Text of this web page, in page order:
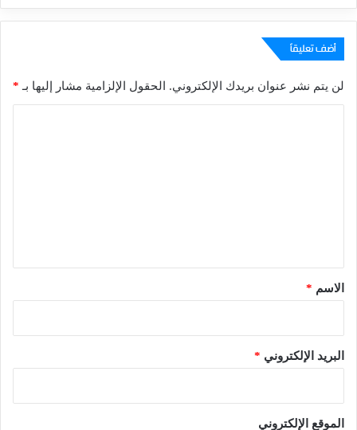
أضف تعليقاً
لن يتم نشر عنوان بريدك الإلكتروني. الحقول الإلزامية مشار إليها بـ *
*الاسم *
البريد الإلكتروني *
الموقع الإلكتروني